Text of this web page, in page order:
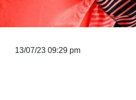
13/07/23 09:29 pm